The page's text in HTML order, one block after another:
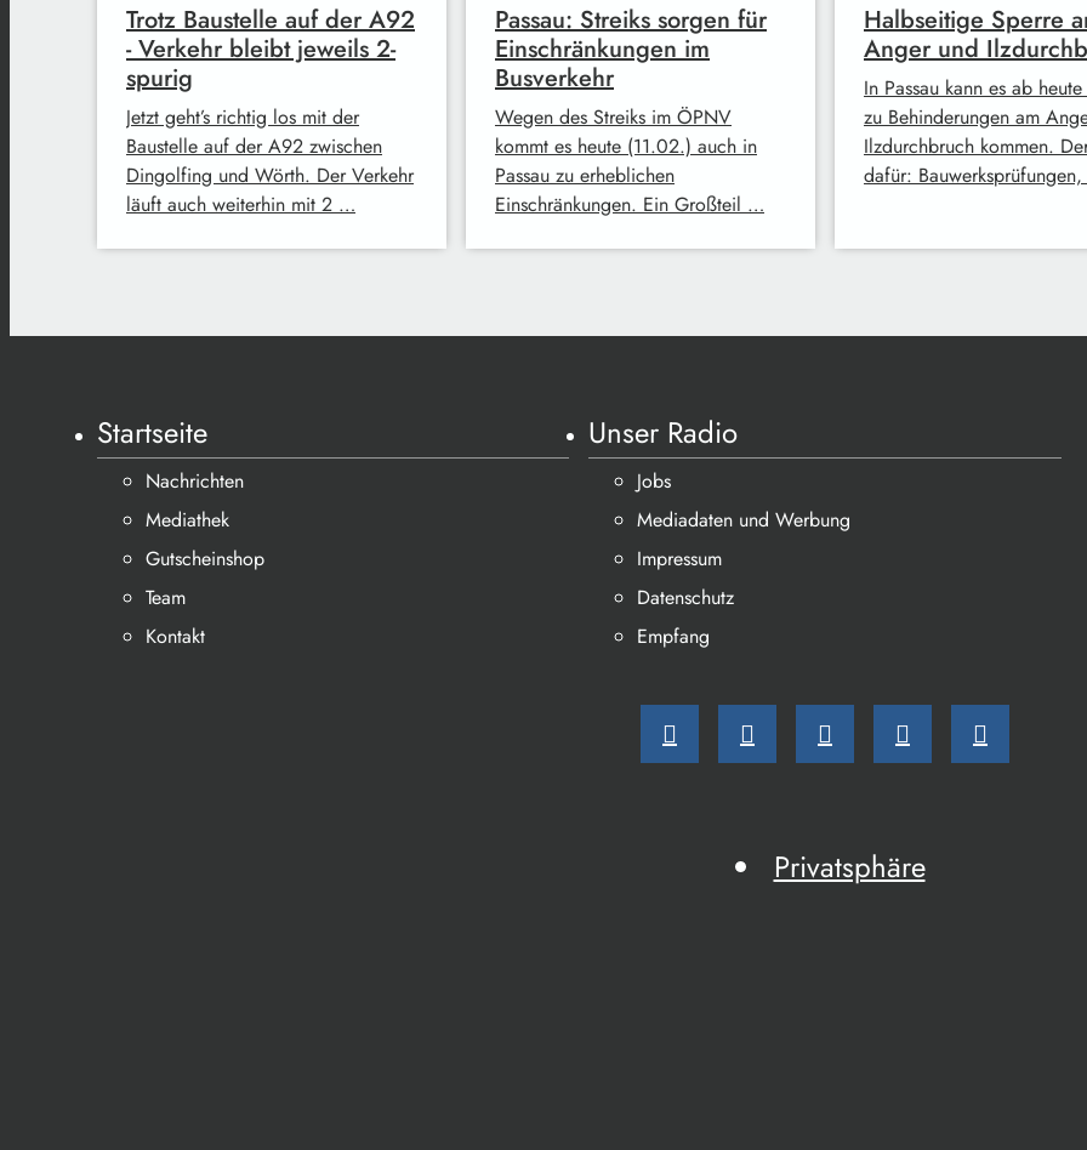
Trotz Baustelle auf der A92
- Verkehr bleibt jeweils 2-
spurig
Jetzt geht’s richtig los mit der
Baustelle auf der A92 zwischen
Dingolfing und Wörth. Der Verkehr
läuft auch weiterhin mit 2 …
Passau: Streiks sorgen für
Einschränkungen im
Busverkehr
Wegen des Streiks im ÖPNV
kommt es heute (11.02.) auch in
Passau zu erheblichen
Einschränkungen. Ein Großteil …
Halbseitige Sperre
Anger und
In Passau kann es ab
zu Behinderungen am
Ilzdurchbruch kommen.
dafür:
Startseite
Nachrichten
Mediathek
Gutscheinshop
Team
Kontakt
Unser Radio
Jobs
Mediadaten und Werbung
Impressum
Datenschutz
Empfang
Privatsphäre